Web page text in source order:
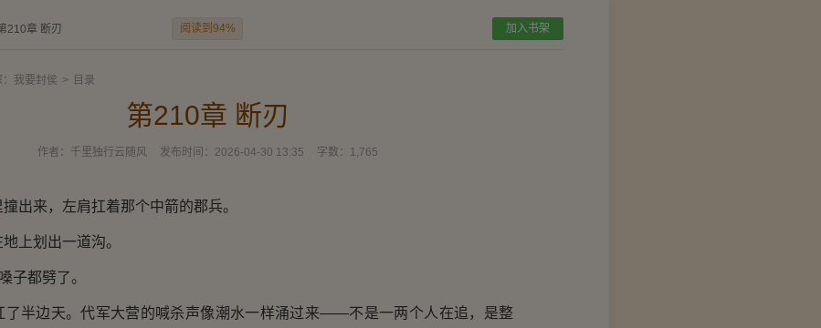
210章 断刃 阅读到94% 加入书架
：我要封侯 > 目录
第210章 断刃
作者： 千里独行云随风 发布时间： 2026-04-30 13:35 字数： 1,765
出来，左肩扛着那个中箭的郡兵。
上划出一道沟。
子都劈了。
了半边天。代军大营的喊杀声像潮水一样涌过来——不是一两个人在追，是整